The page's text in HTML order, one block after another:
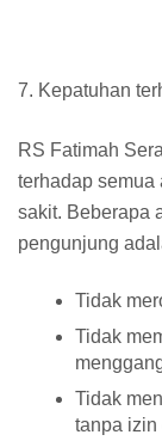
7. Kepatuhan
RS Fatimah
terhadap semua
sakit. Beberapa
pengunjung
Tidak
Tidak
Tidak
tanpa izin